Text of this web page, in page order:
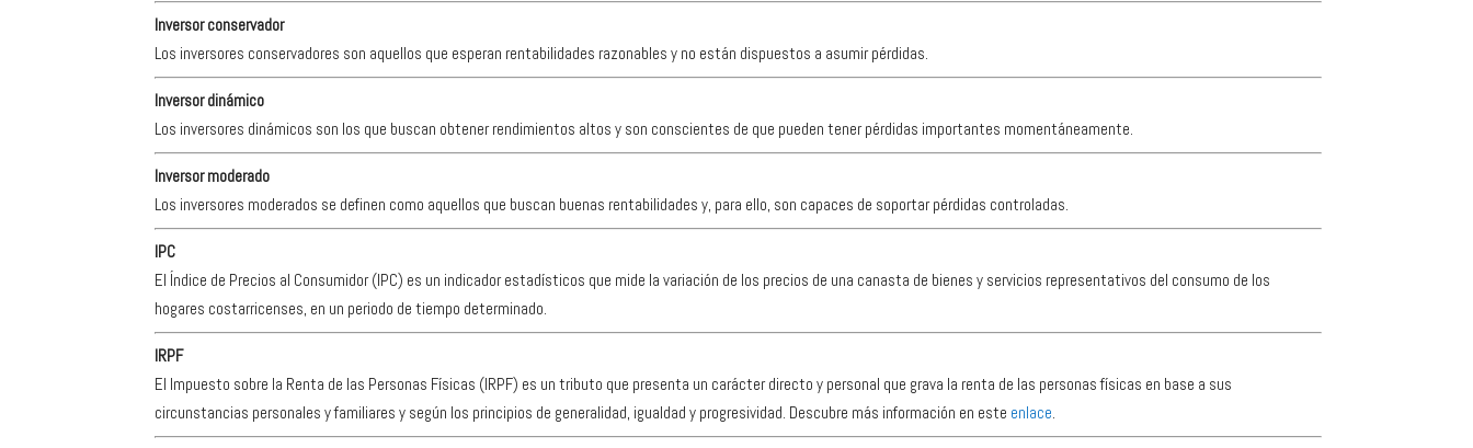
Inversor conservador
Los inversores conservadores son aquellos que esperan rentabilidades razonables y no están dispuestos a asumir pérdidas.
Inversor dinámico
Los inversores dinámicos son los que buscan obtener rendimientos altos y son conscientes de que pueden tener pérdidas importantes momentáneamente.
Inversor moderado
Los inversores moderados se definen como aquellos que buscan buenas rentabilidades y, para ello, son capaces de soportar pérdidas controladas.
IPC
El Índice de Precios al Consumidor (IPC) es un indicador estadísticos que mide la variación de los precios de una canasta de bienes y servicios representativos del consumo de los
hogares costarricenses, en un periodo de tiempo determinado.
IRPF
El Impuesto sobre la Renta de las Personas Físicas (IRPF) es un tributo que presenta un carácter directo y personal que grava la renta de las personas físicas en base a sus
circunstancias personales y familiares y según los principios de generalidad, igualdad y progresividad. Descubre más información en este enlace.